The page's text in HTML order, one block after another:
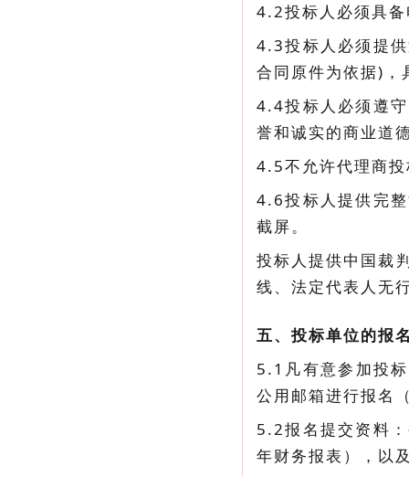
4.2投标人必须具
4.3投标人必须提
合同原件为依据)，
4.4投标人必须遵
誉和诚实的商业道
4.5不允许代理商
4.6投标人提供完
截屏。
投标人提供中国
线、法定代表人无
五、投标单位的报
5.1凡有意参加投
公用邮箱进行报名
5.2报名提交资料
年财务报表），以